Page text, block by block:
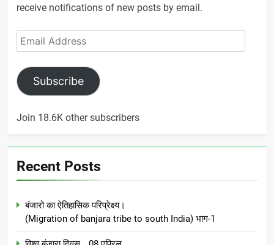
receive notifications of new posts by email.
Email
Address
Subscribe
Join 18.6K other subscribers
Recent Posts
बंजारो का ऐतिहासिक परिप्रेक्ष्य।
(Migration of banjara tribe to south India) भाग-1